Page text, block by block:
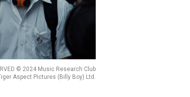
© 2024 Music Research Club
Aspect Pictures (Billy Boy) Ltd.